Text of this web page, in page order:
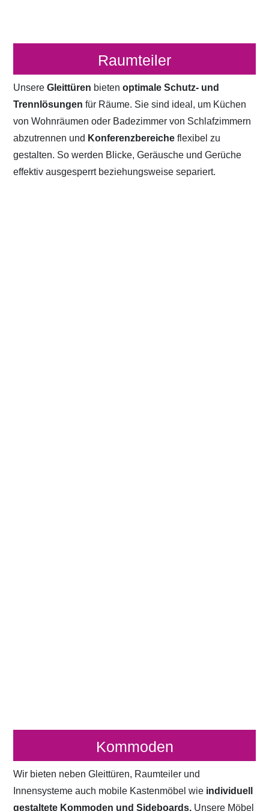
Raumteiler
UnsereGleittüren bietenoptimale Schutz- und
Trennlösungen für Räume. Sie sind ideal, um Küchen
von Wohnräumen oder Badezimmer von Schlafzimmern
abzutrennen und Konferenzbereicheflexibel zu
gestalten. So werden Blicke, Geräusche und Gerüche
effektiv ausgesperrt beziehungsweise separiert.
Kommoden
Wir bieten neben Gleittüren, Raumteiler und
Innensysteme auch mobile Kastenmöbel wie individuell
gestaltete Kommoden und Sideboards. Unsere Möbel